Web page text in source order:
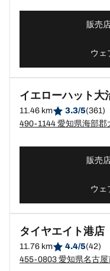
販売
ウェ
イエローハット大
11.46 km 3.3/5(361)
490-1144 愛知県海部
販売
ウェ
タイヤエイト港店
11.76 km 4.4/5(42)
455-0803 愛知県名古屋